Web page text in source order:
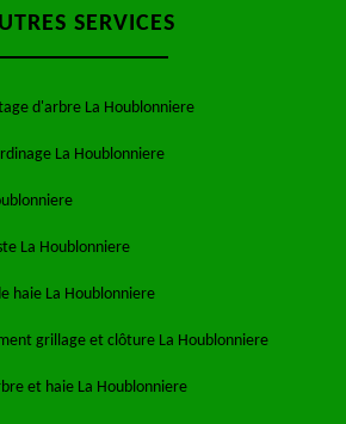
SERVICES
d'arbre La Houblonniere
La Houblonniere
La Houblonniere
haie La Houblonniere
grillage et clôture La Houblonniere
et haie La Houblonniere